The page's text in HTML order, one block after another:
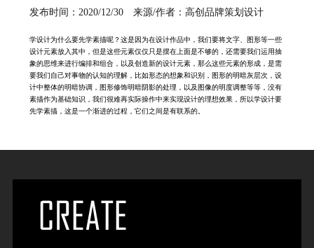
发布时间：2020/12/30 来源/作者：高创品牌策划设计
学设计为什么要先学素描呢？这是因为在设计作品中，我们要将文字、图形等一些
设计元素放入其中，但是这些元素仅仅只是摆在上面是不够的，还需要我们运用抽
象的思维来进行编排和组合，以及创造新的设计元素，那么这些元素的形成，是需
要我们自己对事物的认知的理解，比如形态的想象和识别，图形的明暗灰层次，设
计中整体的明暗协调，图形修饰明暗阴影的处理，以及图像的明度调整等等，没有
素描作为基础知识，我们很难再实际操作中来实现设计的理想效果，所以学设计要
先学素描，这是一个渐进的过程，它们之间是有联系的。